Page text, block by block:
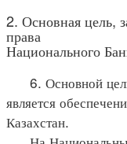
2. Основная цель,
права
Национального
6. Основной
является
Казахстан.